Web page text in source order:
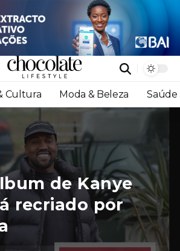
Cultura Moda & Beleza Saúde
de Kanye
recriado por